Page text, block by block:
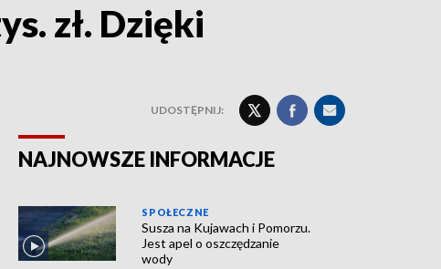
zł. Dzięki
UDOSTĘPNIJ:
NAJNOWSZE INFORMACJE
SPOŁECZNE
Susza na Kujawach i Pomorzu.
Jest apel o oszczędzanie
wody